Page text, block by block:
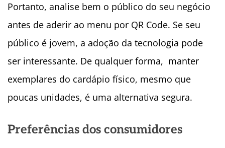
Portanto, analise bem o público do seu negócio
antes de aderir ao menu por QR Code. Se seu
público é jovem, a adoção da tecnologia pode
ser interessante. De qualquer forma, manter
exemplares do cardápio físico, mesmo que
poucas unidades, é uma alternativa segura.
Preferências dos consumidores